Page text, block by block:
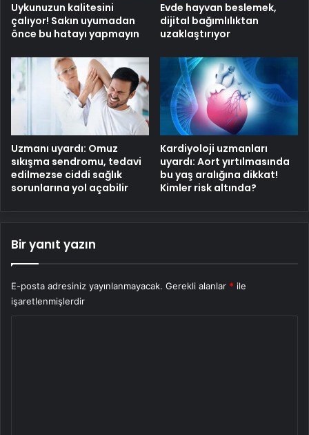
Uykunuzun kalitesini
çalıyor! Sakın uyumadan
önce bu hatayı yapmayın
Evde hayvan beslemek,
dijital bağımlılıktan
uzaklaştırıyor
Uzmanı uyardı: Omuz
sıkışma sendromu, tedavi
edilmezse ciddi sağlık
sorunlarına yol açabilir
Kardiyoloji uzmanları
uyardı: Aort yırtılmasında
bu yaş aralığına dikkat!
Kimler risk altında?
Bir yanıt yazın
E-posta adresiniz yayınlanmayacak. Gerekli alanlar * ile
işaretlenmişlerdir